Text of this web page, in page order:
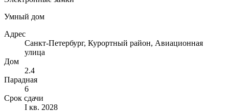
Умный дом
Адрес
Санкт-Петербург, Курортный район, Авиационная
улица
Дом
2.4
Парадная
6
Срок сдачи
I кв. 2028